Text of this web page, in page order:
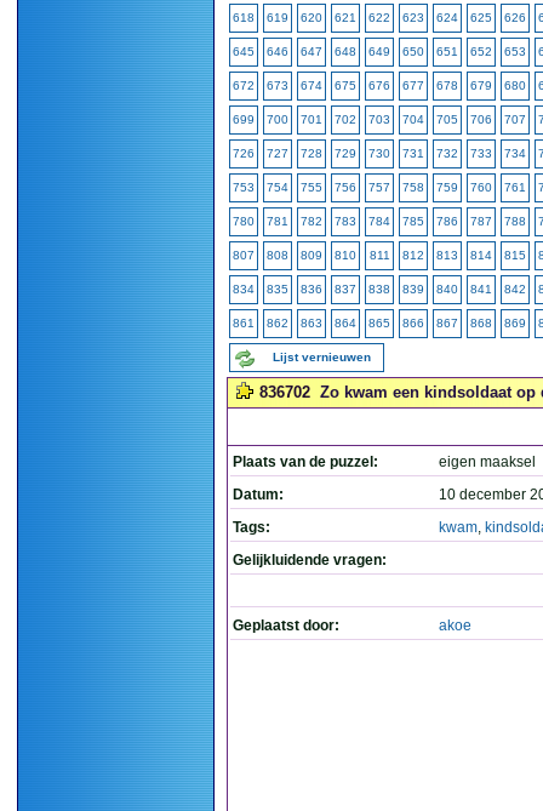
618 619 620 621 622 623 624 625 626
645 646 647 648 649 650 651 652 653
672 673 674 675 676 677 678 679 680
699 700 701 702 703 704 705 706 707
726 727 728 729 730 731 732 733 734
753 754 755 756 757 758 759 760 761
780 781 782 783 784 785 786 787 788
807 808 809 810 811 812 813 814 815
834 835 836 837 838 839 840 841 842
861 862 863 864 865 866 867 868 869
Lijst vernieuwen
836702 Zo kwam een kindsoldaat op
Plaats van de puzzel:
eigen maaksel
Datum:
10 december
Tags:
kwam,
Gelijkluidende vragen:
Geplaatst door: akoe